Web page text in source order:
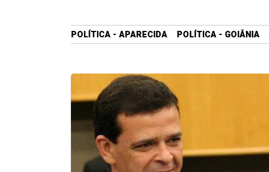
POLÍTICA - APARECIDA POLÍTICA - GOIÂNIA